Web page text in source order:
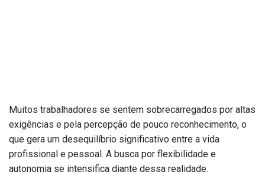
Muitos trabalhadores se sentem sobrecarregados por altas
exigências e pela percepção de pouco reconhecimento, o
que gera um desequilíbrio significativo entre a vida
profissional e pessoal. A busca por flexibilidade e
autonomia se intensifica diante dessa realidade.